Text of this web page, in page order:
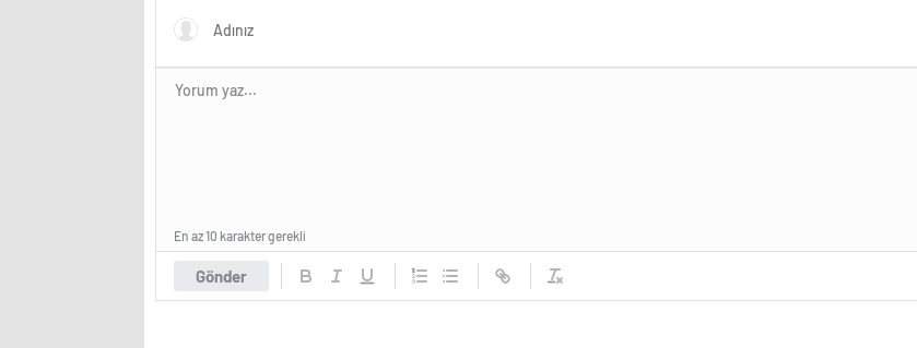
Gönder
En az 10 karakter gerekli